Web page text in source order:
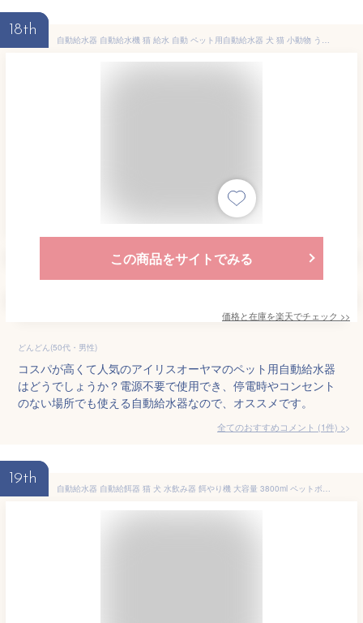
18th
自動給水器 自動給水機 猫 給水 自動 ペット用自動給水器 犬 猫 小動物 うさぎ 給水器 電源不要 J-200 ホワイト 犬 猫 水分補給 給水器 留守番[4967576312448]
この商品をサイトでみる
価格と在庫を楽天でチェック >>
どんどん(50代・男性)
コスパが高くて人気のアイリスオーヤマのペット用自動給水器
はどうでしょうか？電源不要で使用でき、停電時やコンセント
のない場所でも使える自動給水器なので、オススメです。
全てのおすすめコメント (1件) >
19th
自動給水器 自動給餌器 猫 犬 水飲み器 餌やり機 大容量 3800ml ペットボウル 食器台 食器 エサ 自動給水 自動餌やり ペット 健康管理 取り外し可 エサ入れ 食べやすい 電源不要 おしゃれ ドッグフード キャットフード 一人暮らし